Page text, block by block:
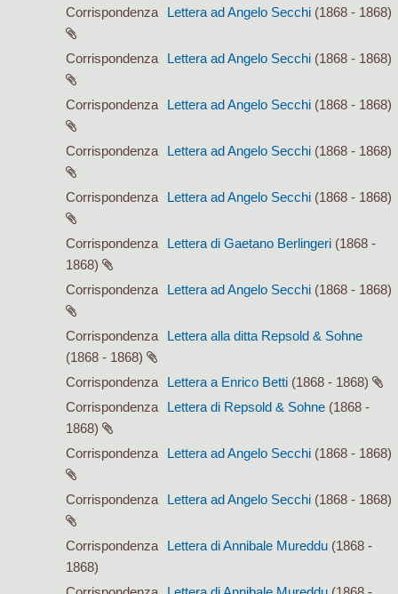
Corrispondenza
Lettera ad Angelo Secchi (1868 - 1868)
Corrispondenza Lettera ad Angelo Secchi (1868 - 1868)
Corrispondenza Lettera ad Angelo Secchi (1868 - 1868)
Corrispondenza Lettera ad Angelo Secchi (1868 - 1868)
Corrispondenza Lettera ad Angelo Secchi (1868 - 1868)
Corrispondenza Lettera di Gaetano Berlingeri (1868 -
1868)
Corrispondenza
Lettera ad Angelo Secchi (1868 - 1868)
Corrispondenza
Lettera alla ditta Repsold & Sohne
(1868 - 1868)
Corrispondenza
Lettera a Enrico Betti (1868 - 1868)
Corrispondenza
Lettera di Repsold & Sohne (1868 -
1868)
Corrispondenza
Lettera ad Angelo Secchi (1868 - 1868)
Corrispondenza Lettera ad Angelo Secchi (1868 - 1868)
Corrispondenza Lettera di Annibale Mureddu (1868 -
1868)